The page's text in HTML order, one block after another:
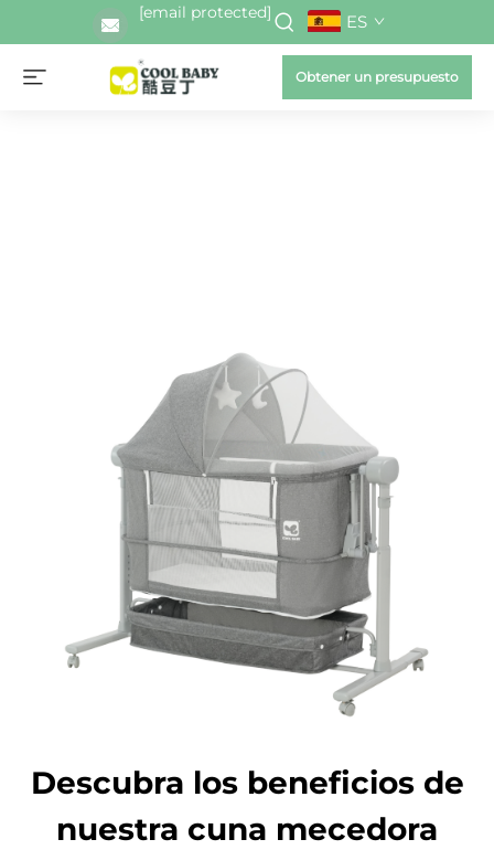
[email protected] ES
Obtener un presupuesto
Descubra los beneficios de
nuestra cuna mecedora